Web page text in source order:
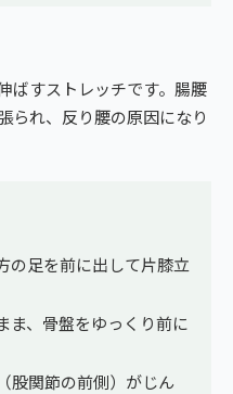
ばすストレッチです。腸腰
られ、反り腰の原因になり
の足を前に出して片膝立
ま、骨盤をゆっくり前に
股関節の前側）がじん